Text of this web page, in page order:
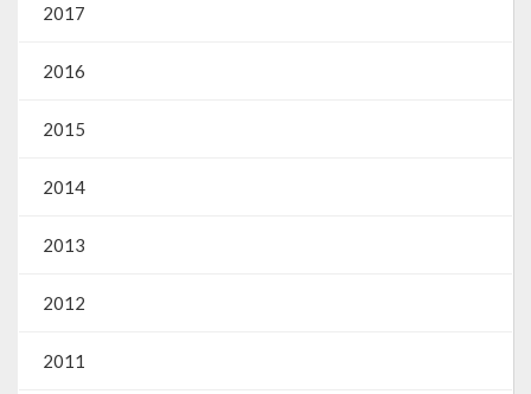
2017
2016
2015
2014
2013
2012
2011